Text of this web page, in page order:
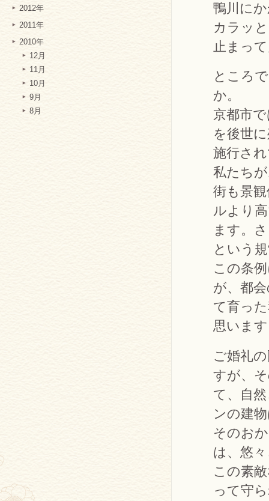
2012年
2011年
2010年
12月
11月
10月
9月
8月
鴨川に
カラッ
止まっ
ところ
か。
京都市
を後世
施行さ
私たち
街も景
ルより
ます。
という
この条
が、都
て育っ
思いま
ご婚礼
すが、
て、自
ンの建
そのお
は、悠
この素
って守